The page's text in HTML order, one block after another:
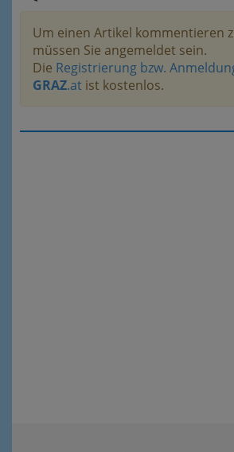
Um einen Artikel kommentieren
müssen Sie angemeldet sein.
Die Registrierung bzw.
GRAZ.at ist kostenlos.